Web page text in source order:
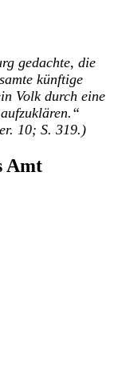
gedachte, die
künftige
Volk durch eine
10; S. 319.)
Amt